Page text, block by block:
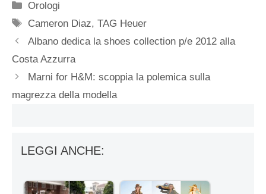
Categorie
Orologi
Tag
Cameron Diaz,TAG Heuer
Albano dedica la shoes collection p/e 2012 alla
Costa Azzurra
Marni for H&M: scoppia la polemica sulla
magrezza della modella
LEGGI ANCHE: